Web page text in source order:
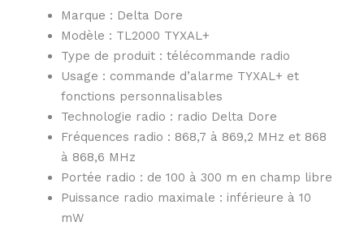
Marque : Delta Dore
Modèle : TL2000 TYXAL+
Type de produit : télécommande radio
Usage : commande d’alarme TYXAL+ et
fonctions personnalisables
Technologie radio : radio Delta Dore
Fréquences radio : 868,7 à 869,2 MHz et 868
à 868,6 MHz
Portée radio : de 100 à 300 m en champ libre
Puissance radio maximale : inférieure à 10
mW